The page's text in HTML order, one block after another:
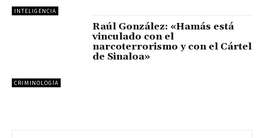
INTELIGENCIA
CRIMINOLOGÍA
Raúl González: «Hamás está
vinculado con el
narcoterrorismo y con el Cártel
de Sinaloa»